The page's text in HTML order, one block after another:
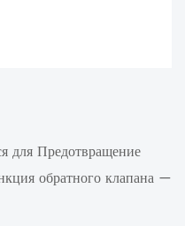
обратного клапана —